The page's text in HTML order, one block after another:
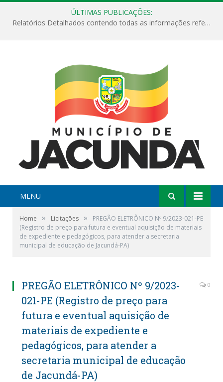
ÚLTIMAS PUBLICAÇÕES:
Relatórios Detalhados contendo todas as informações referentes a execução de recursos destinados ao fomento de projetos culturais no Município de Jacundá entre os anos de 2022 ao presente ano de 2026.
MENU
Home » Licitações »
PREGÃO ELETRÔNICO Nº 9/2023-021-PE
(Registro de preço para futura e eventual aquisição de materiais
de expediente e pedagógicos, para atender a secretaria
municipal de educação de Jacundá-PA)
PREGÃO ELETRÔNICO Nº 9/2023-
021-PE (Registro de preço para
futura e eventual aquisição de
materiais de expediente e
pedagógicos, para atender a
secretaria municipal de educação
de Jacundá-PA)
0